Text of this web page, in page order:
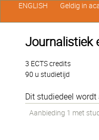
Journalistiek
3 ECTS credits
90 u studietijd
Dit studiedeel
Aanbieding 1 met
ENGLISH Geldig in